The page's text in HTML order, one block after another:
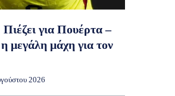
για Πουέρτα –
μεγάλη μάχη για τον
2026